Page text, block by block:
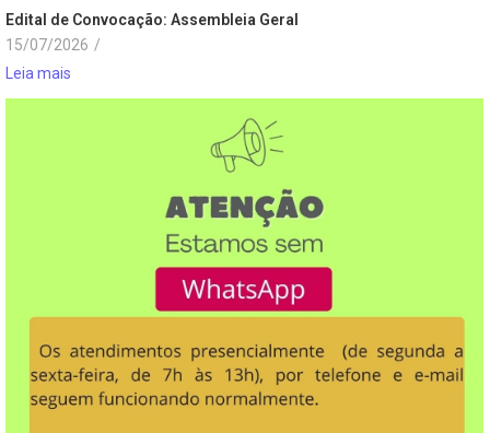
Edital de Convocação: Assembleia Geral
15/07/2026 /
Leia mais